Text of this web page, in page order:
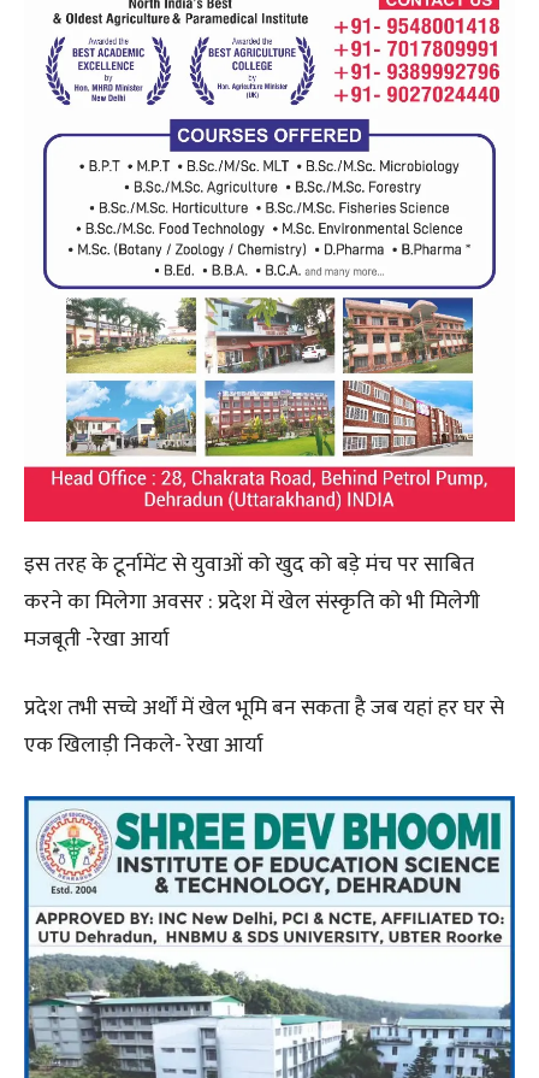
इस तरह के टूर्नामेंट से युवाओं को खुद को बड़े मंच पर साबित
करने का मिलेगा अवसर : प्रदेश में खेल संस्कृति को भी मिलेगी
मजबूती -रेखा आर्या
प्रदेश तभी सच्चे अर्थों में खेल भूमि बन सकता है जब यहां हर घर से
एक खिलाड़ी निकले- रेखा आर्या